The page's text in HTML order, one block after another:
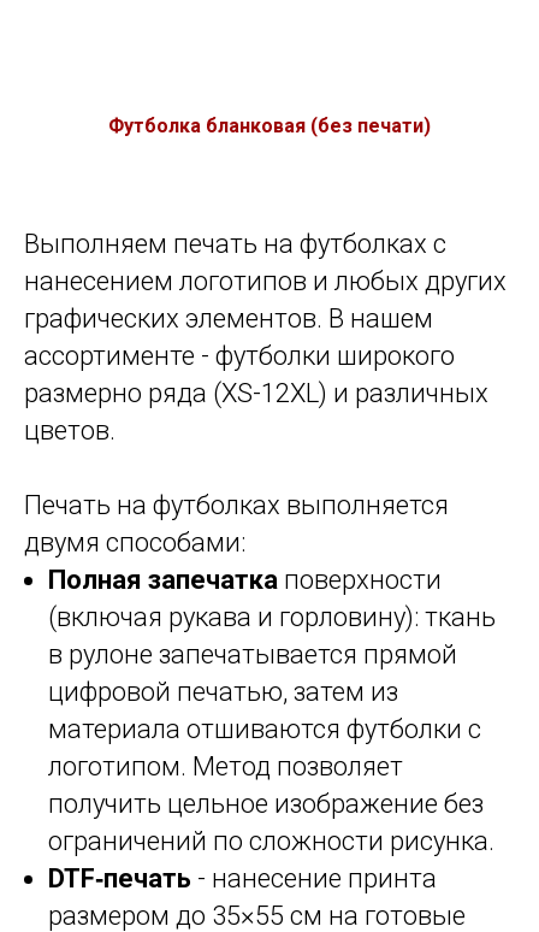
Футболка бланковая (без печати)
Выполняем печать на футболках с
нанесением логотипов и любых других
графических элементов. В нашем
ассортименте - футболки широкого
размерно ряда (XS-12XL) и различных
цветов.
Печать на футболках выполняется
двумя способами:
Полная запечатка поверхности
(включая рукава и горловину): ткань
в рулоне запечатывается прямой
цифровой печатью, затем из
материала отшиваются футболки с
логотипом. Метод позволяет
получить цельное изображение без
ограничений по сложности рисунка.
DTF‑печать - нанесение принта
размером до 35×55 см на готовые